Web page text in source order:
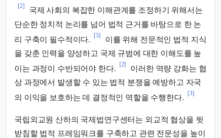
[2]
국제 사회의 복잡한 이해관계를 조정하기 위해서는
단순한 정치적 논리를 넘어 법적 근거를 바탕으로 한 논
리 구축이 필수적이다.
[3]
이를 위해 전문적인 법적 지식
을 갖춘 인력을 양성하고 국제 규범에 대한 이해도를 높
이는 과정이 수반되어야 한다.
[2]
이러한 역량 강화는 협
상 과정에서 발생할 수 있는 법적 분쟁을 예방하고 자국
의 이익을 보호하는 데 결정적인 역할을 수행한다.
[3]
국립외교원 산하의 국제법연구센터는 외교적 협상을 뒷
받침할 법적 프레임워크를 구축하고 관련 전문성을 높이